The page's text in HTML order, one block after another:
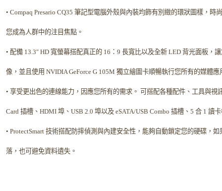
• Compaq Presario CQ35 筆記型電腦外殼與內裝均飾有別緻的環狀圖樣，時
您成為人群中的注目焦點。
• 配備 13.3" HD 寬螢幕搭配真正的 16：9 長寬比以及全新 LED 背光面板，
像，並且使用 NVIDIA GeForce G 105M 獨立繪圖卡順暢執行您所有的媒體
• 享受更出色的連線能力，因應您所有的需求。 可搭配各種配件、工具與視
Card 插槽、HDMI 埠、USB 2.0 埠以及 eSATA/USB Combo 插槽、5 合 1 讀
• ProtectSmart 技術搭配防摔偵測與內建安全性，能夠自動鎖定您的硬碟，
落，也可避免資料遺失。